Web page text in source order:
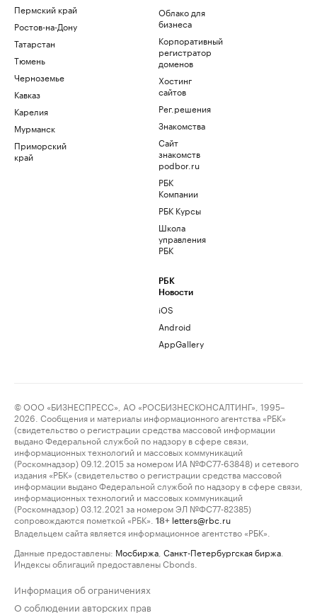
Пермский край
Ростов-на-Дону
Татарстан
Тюмень
Черноземье
Кавказ
Карелия
Мурманск
Приморский
край
Облако для
бизнеса
Корпоративный
регистратор
доменов
Хостинг
сайтов
Рег.решения
Знакомства
Сайт
знакомств
podbor.ru
РБК
Компании
РБК Курсы
Школа
управления
РБК
РБК
Новости
iOS
Android
AppGallery
© ООО «БИЗНЕСПРЕСС», АО «РОСБИЗНЕСКОНСАЛТИНГ», 1995–
2026. Сообщения и материалы информационного агентства «РБК»
(свидетельство о регистрации средства массовой информации
выдано Федеральной службой по надзору в сфере связи,
информационных технологий и массовых коммуникаций
(Роскомнадзор) 09.12.2015 за номером ИА №ФС77-63848) и сетевого
издания «РБК» (свидетельство о регистрации средства массовой
информации выдано Федеральной службой по надзору в сфере связи,
информационных технологий и массовых коммуникаций
(Роскомнадзор) 03.12.2021 за номером ЭЛ №ФС77-82385)
сопровождаются пометкой «РБК».
18+ letters@rbc.ru
Владельцем сайта является информационное агентство «РБК».
Данные предоставлены: Мосбиржа Санкт-Петербургская биржа
Индексы облигаций предоставлены Cbonds.
Информация об ограничениях
О соблюдении авторских прав